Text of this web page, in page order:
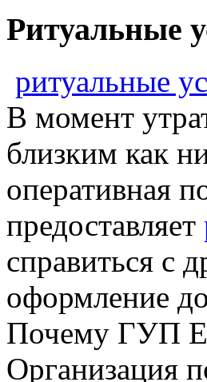
Ритуальные
ритуальные
В момент
близким как
оперативная
предоставляет
справиться с
оформление
Почему ГУП
Организация